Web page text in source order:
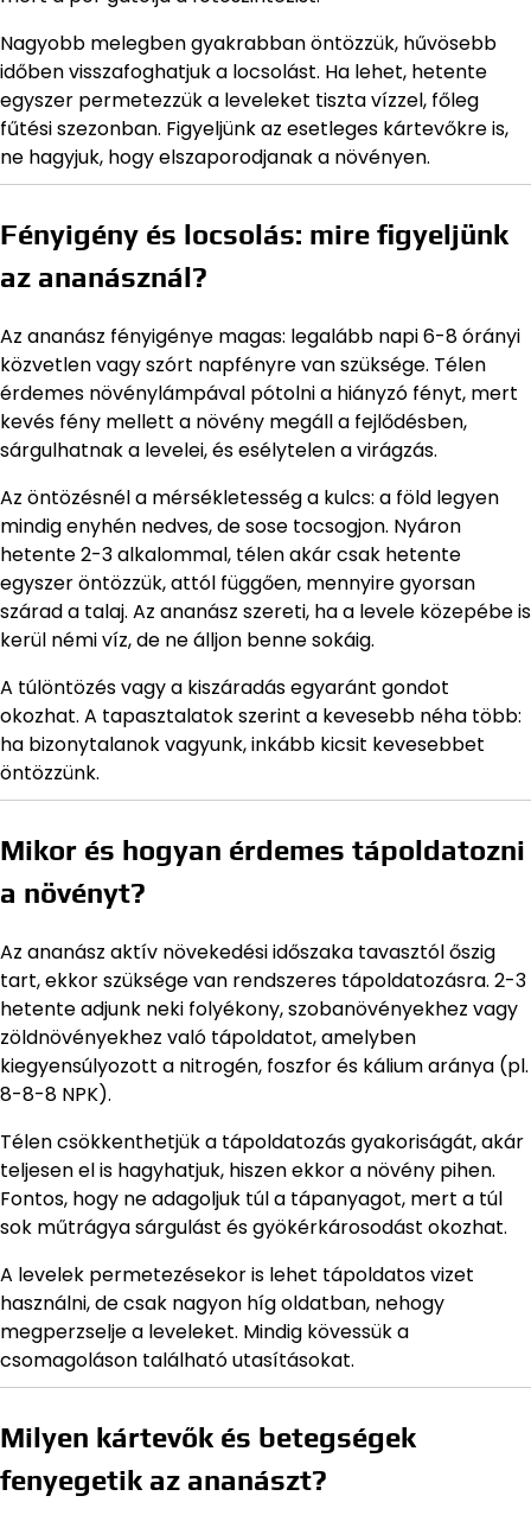
Nagyobb melegben gyakrabban öntözzük, hűvösebb
időben visszafoghatjuk a locsolást. Ha lehet, hetente
egyszer permetezzük a leveleket tiszta vízzel, főleg
fűtési szezonban. Figyeljünk az esetleges kártevőkre is,
ne hagyjuk, hogy elszaporodjanak a növényen.
Fényigény és locsolás: mire figyeljünk
az ananásznál?
Az ananász fényigénye magas: legalább napi 6-8 órányi
közvetlen vagy szórt napfényre van szüksége. Télen
érdemes növénylámpával pótolni a hiányzó fényt, mert
kevés fény mellett a növény megáll a fejlődésben,
sárgulhatnak a levelei, és esélytelen a virágzás.
Az öntözésnél a mérsékletesség a kulcs: a föld legyen
mindig enyhén nedves, de sose tocsogjon. Nyáron
hetente 2-3 alkalommal, télen akár csak hetente
egyszer öntözzük, attól függően, mennyire gyorsan
szárad a talaj. Az ananász szereti, ha a levele közepébe is
kerül némi víz, de ne álljon benne sokáig.
A túlöntözés vagy a kiszáradás egyaránt gondot
okozhat. A tapasztalatok szerint a kevesebb néha több:
ha bizonytalanok vagyunk, inkább kicsit kevesebbet
öntözzünk.
Mikor és hogyan érdemes tápoldatozni
a növényt?
Az ananász aktív növekedési időszaka tavasztól őszig
tart, ekkor szüksége van rendszeres tápoldatozásra. 2-3
hetente adjunk neki folyékony, szobanövényekhez vagy
zöldnövényekhez való tápoldatot, amelyben
kiegyensúlyozott a nitrogén, foszfor és kálium aránya (pl.
8-8-8 NPK).
Télen csökkenthetjük a tápoldatozás gyakoriságát, akár
teljesen el is hagyhatjuk, hiszen ekkor a növény pihen.
Fontos, hogy ne adagoljuk túl a tápanyagot, mert a túl
sok műtrágya sárgulást és gyökérkárosodást okozhat.
A levelek permetezésekor is lehet tápoldatos vizet
használni, de csak nagyon híg oldatban, nehogy
megperzselje a leveleket. Mindig kövessük a
csomagoláson található utasításokat.
Milyen kártevők és betegségek
fenyegetik az ananászt?